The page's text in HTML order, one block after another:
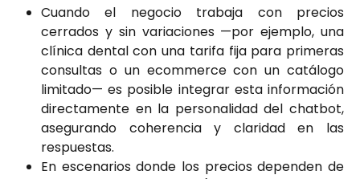
Cuando el negocio trabaja con precios
cerrados y sin variaciones —por ejemplo, una
clínica dental con una tarifa fija para primeras
consultas o un ecommerce con un catálogo
limitado— es posible integrar esta información
directamente en la personalidad del chatbot,
asegurando coherencia y claridad en las
respuestas.
En escenarios donde los precios dependen de